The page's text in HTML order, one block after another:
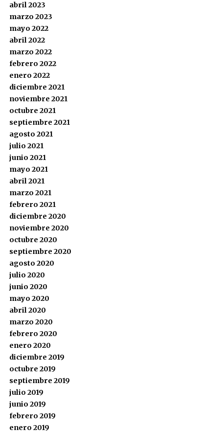
abril 2023
marzo 2023
mayo 2022
abril 2022
marzo 2022
febrero 2022
enero 2022
diciembre 2021
noviembre 2021
octubre 2021
septiembre 2021
agosto 2021
julio 2021
junio 2021
mayo 2021
abril 2021
marzo 2021
febrero 2021
diciembre 2020
noviembre 2020
octubre 2020
septiembre 2020
agosto 2020
julio 2020
junio 2020
mayo 2020
abril 2020
marzo 2020
febrero 2020
enero 2020
diciembre 2019
octubre 2019
septiembre 2019
julio 2019
junio 2019
febrero 2019
enero 2019